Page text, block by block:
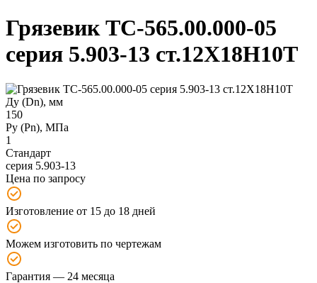
Грязевик ТС-565.00.000-05
серия 5.903-13 ст.12Х18Н10Т
Ду (Dn), мм
150
Ру (Рn), МПа
1
Стандарт
серия 5.903-13
Цена по запросу
Изготовление от 15 до 18 дней
Можем изготовить по чертежам
Гарантия — 24 месяца